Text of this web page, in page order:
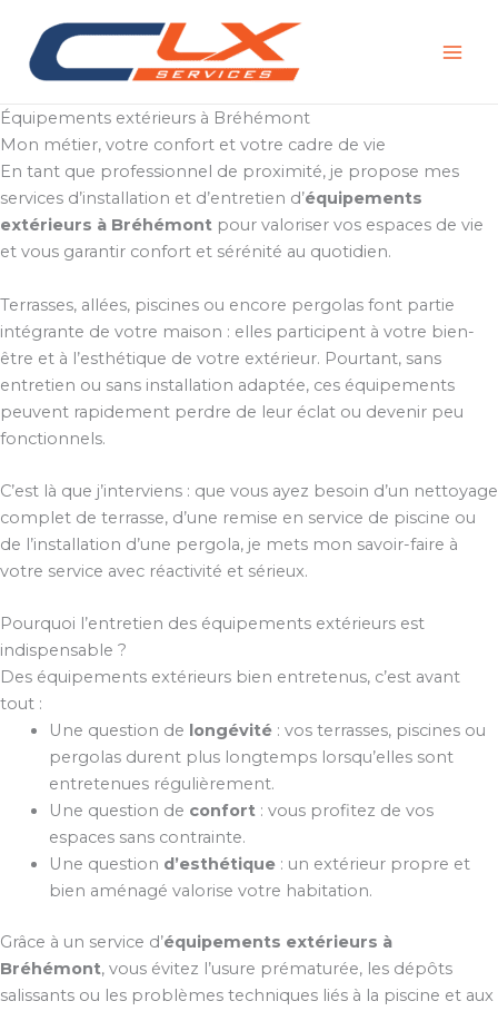
contenu
Équipements extérieurs à Bréhémont
Mon métier, votre confort et votre cadre de vie
En tant que professionnel de proximité, je propose mes
services d’installation et d’entretien d’équipements
extérieurs à Bréhémont pour valoriser vos espaces de vie
et vous garantir confort et sérénité au quotidien.
Terrasses, allées, piscines ou encore pergolas font partie
intégrante de votre maison : elles participent à votre bien-
être et à l’esthétique de votre extérieur. Pourtant, sans
entretien ou sans installation adaptée, ces équipements
peuvent rapidement perdre de leur éclat ou devenir peu
fonctionnels.
C’est là que j’interviens : que vous ayez besoin d’un nettoyage
complet de terrasse, d’une remise en service de piscine ou
de l’installation d’une pergola, je mets mon savoir-faire à
votre service avec réactivité et sérieux.
Pourquoi l’entretien des équipements extérieurs est
indispensable ?
Des équipements extérieurs bien entretenus, c’est avant
tout :
Une question de longévité: vos terrasses, piscines ou
pergolas durent plus longtemps lorsqu’elles sont
entretenues régulièrement.
Une question de confort: vous profitez de vos
espaces sans contrainte.
Une question d’esthétique: un extérieur propre et
bien aménagé valorise votre habitation.
Grâce à un service d’équipements extérieurs à
Bréhémont, vous évitez l’usure prématurée, les dépôts
salissants ou les problèmes techniques liés à la piscine et aux